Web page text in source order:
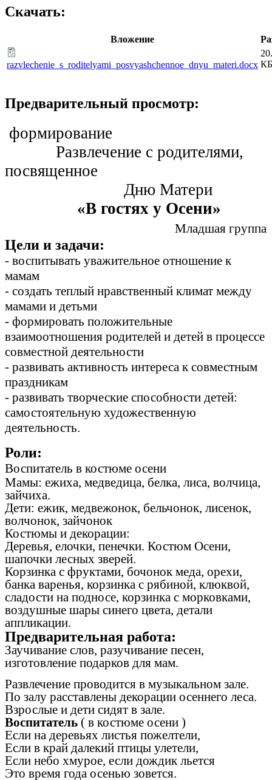
Скачать:
Вложение
razvlechenie_s_roditelyami_posvyashchennoe_dnyu_materi.docx КБ
Предварительный просмотр:
формирование
Развлечение с родителями,
посвященное
Дню Матери
«В гостях у Осени»
Младшая группа
Цели и задачи:
- воспитывать уважительное отношение к
мамам
- создать теплый нравственный климат между
мамами и детьми
- формировать положительные
взаимоотношения родителей и детей в процессе
совместной деятельности
- развивать активность интереса к совместным
праздникам
- развивать творческие способности детей:
самостоятельную художественную
деятельность.
Роли:
Воспитатель в костюме осени
Мамы: ежиха, медведица, белка, лиса, волчица,
зайчиха.
Дети: ежик, медвежонок, бельчонок, лисенок,
волчонок, зайчонок
Костюмы и декорации:
Деревья, елочки, пенечки. Костюм Осени,
шапочки лесных зверей.
Корзинка с фруктами, бочонок меда, орехи,
банка варенья, корзинка с рябиной, клюквой,
сладости на подносе, корзинка с морковками,
воздушные шары синего цвета, детали
аппликации.
Предварительная работа:
Заучивание слов, разучивание песен,
изготовление подарков для мам.
Развлечение проводится в музыкальном зале.
По залу расставлены декорации осеннего леса.
Взрослые и дети сидят в зале.
Воспитатель ( в костюме осени )
Если на деревьях листья пожелтели,
Если в край далекий птицы улетели,
Если небо хмурое, если дождик льется
Это время года осенью зовется.